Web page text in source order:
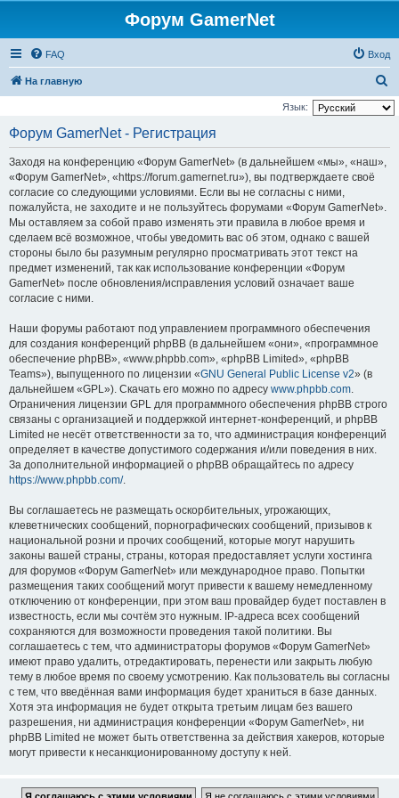
Форум GamerNet
FAQ Вход
На главную
о
Язык:
Форум GamerNet - Регистрация
Заходя на конференцию «Форум GamerNet» (в дальнейшем «мы», «наш»,
«Форум GamerNet», «https://forum.gamernet.ru»), вы подтверждаете своё
согласие со следующими условиями. Если вы не согласны с ними,
пожалуйста, не заходите и не пользуйтесь форумами «Форум GamerNet».
Мы оставляем за собой право изменять эти правила в любое время и
сделаем всё возможное, чтобы уведомить вас об этом, однако с вашей
стороны было бы разумным регулярно просматривать этот текст на
предмет изменений, так как использование конференции «Форум
GamerNet» после обновления/исправления условий означает ваше
согласие с ними.
Наши форумы работают под управлением программного обеспечения
для создания конференций phpBB (в дальнейшем «они», «программное
обеспечение phpBB», «www.phpbb.com», «phpBB Limited», «phpBB
Teams»), выпущенного по лицензии «GNU General Public License v2» (в
дальнейшем «GPL»). Скачать его можно по адресу www.phpbb.com.
Ограничения лицензии GPL для программного обеспечения phpBB строго
связаны с организацией и поддержкой интернет-конференций, и phpBB
Limited не несёт ответственности за то, что администрация конференций
определяет в качестве допустимого содержания и/или поведения в них.
За дополнительной информацией о phpBB обращайтесь по адресу
https://www.phpbb.com/.
Вы соглашаетесь не размещать оскорбительных, угрожающих,
клеветнических сообщений, порнографических сообщений, призывов к
национальной розни и прочих сообщений, которые могут нарушить
законы вашей страны, страны, которая предоставляет услуги хостинга
для форумов «Форум GamerNet» или международное право. Попытки
размещения таких сообщений могут привести к вашему немедленному
отключению от конференции, при этом ваш провайдер будет поставлен в
известность, если мы сочтём это нужным. IP-адреса всех сообщений
сохраняются для возможности проведения такой политики. Вы
соглашаетесь с тем, что администраторы форумов «Форум GamerNet»
имеют право удалить, отредактировать, перенести или закрыть любую
тему в любое время по своему усмотрению. Как пользователь вы согласны
с тем, что введённая вами информация будет храниться в базе данных.
Хотя эта информация не будет открыта третьим лицам без вашего
разрешения, ни администрация конференции «Форум GamerNet», ни
phpBB Limited не может быть ответственна за действия хакеров, которые
могут привести к несанкционированному доступу к ней.